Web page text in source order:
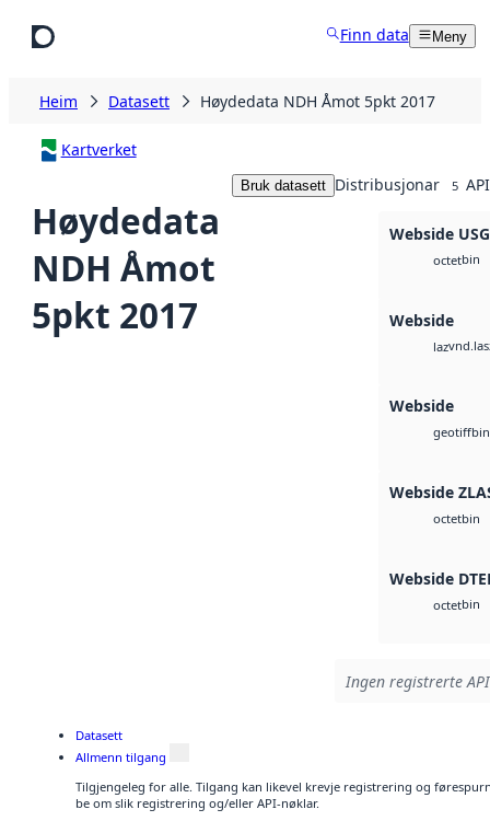
Finn data Meny
Heim Datasett Høydedata NDH Åmot 5pkt 2017
Kartverket
Høydedata
NDH Åmot
5pkt 2017
Bruk datasett Distribusjonar 5
Webside
octetbin
Webside
laz
Webside
geotiffbin
Webside
octetbin
Webside
octetbin
Ingen registrerte
Datasett
Allmenn tilgang
Tilgjengeleg for alle. Tilgang kan likevel krevje registrering og
be om slik registrering og/eller API-nøklar.